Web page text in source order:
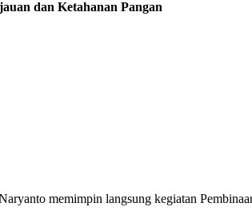
dan Ketahanan Pangan
memimpin langsung kegiatan